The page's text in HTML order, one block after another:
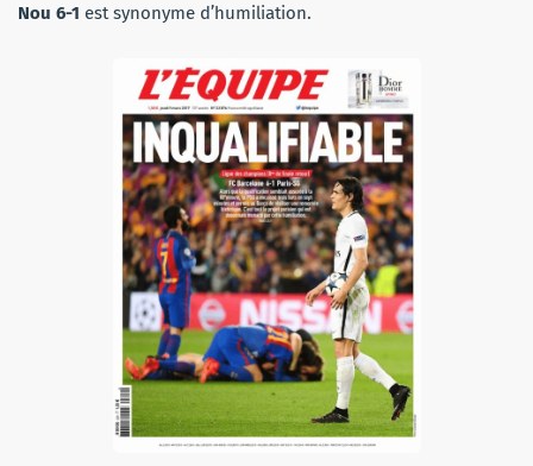
Nou 6-1 est synonyme d’humiliation.